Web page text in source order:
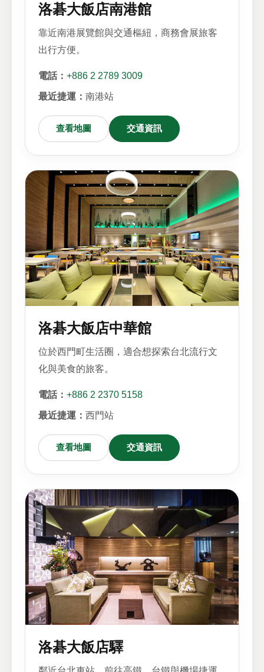
洛碁大飯店南港館
靠近南港展覽館與交通樞紐，商務會展旅客
出行方便。
電話： +886 2 2789 3009
最近捷運： 南港站
查看地圖 交通資訊
洛碁大飯店中華館
位於西門町生活圈，適合想探索台北流行文
化與美食的旅客。
電話： +886 2 2370 5158
最近捷運： 西門站
查看地圖 交通資訊
洛碁大飯店驛